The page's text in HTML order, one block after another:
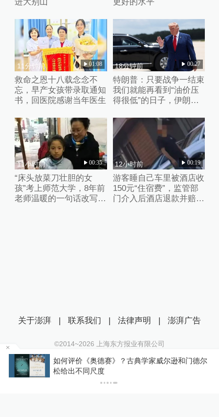
11分钟前 01:08
救命之恩十八载念念不
忘，早产女孩带录取通知
书，回医院感谢当年医生
18分钟前 00:27
特朗普：只要战争一结束
我们就能再看到“油价压
得很低”的日子，伊朗撑
11小时前 00:35
“床头放菜刀壮胆的女
孩”考上师范大学，8年前
老师温暖的一句话改写了
12小时前 00:19
游客睡自己车里被酒店收
150元“住宿费”，监管部
门介入后酒店退款并赔偿
如何评价《奥德赛》？古典学家威尔逊和门德尔
松给出不同尺度
关于澎湃 | 联系我们 | 法律声明 | 澎湃广告
©2014~2026 上海东方报业有限公司
沪ICP证：沪B2-20170116 | 沪ICP备14003370号
互联网新闻信息服务许可证：31120170006
沪公网安备 31010602000299号